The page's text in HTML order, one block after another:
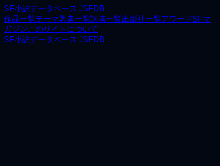
SF小説データベース JSFDB
作品一覧テーマ著者一覧訳者一覧出版社一覧アワードSFマ
ガジンこのサイトについて
SF小説データベース JSFDB